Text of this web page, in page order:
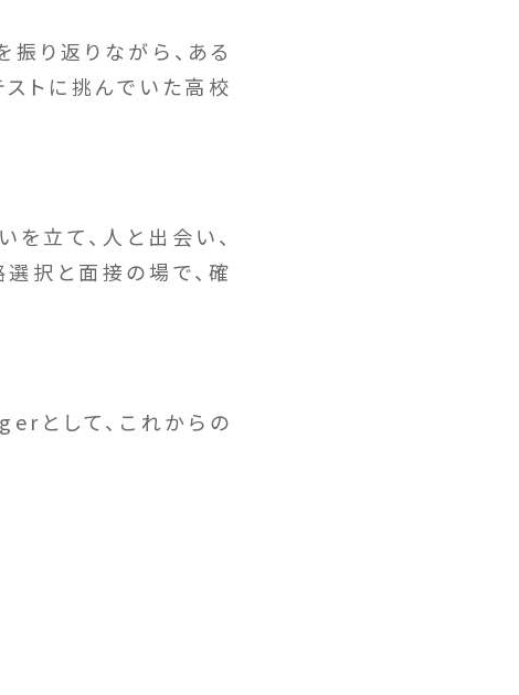
り返りながら、ある
ストに挑んでいた高校
立て、人と出会い、
択と面接の場で、確
として、これからの